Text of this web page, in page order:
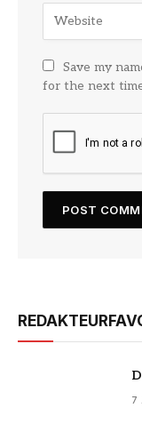
Save my
for the next
7